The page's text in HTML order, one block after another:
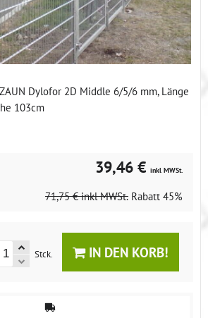
Dylofor 2D Middle 6/5/6 mm, Länge
103cm
39,46 € inkl MWSt.
71,75 € inkl MWSt. Rabatt 45%
Stck. IN DEN KORB!